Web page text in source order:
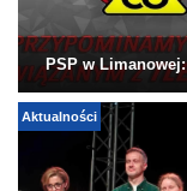
PSP w
Aktualności